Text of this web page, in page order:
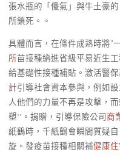
張水瓶的「傻氣」與牛土豪
所鎖死。。
具體而言，在條件成熟時將“
所苗接種納進省級平易近生
給基礎性接種補貼。激活醫
計引導社會資本參與，例如
人他們的力量不再是攻擊，
塑**。捐贈，引導保險公司商
紙鶴時，千紙鶴會瞬間質疑
旋。發疫苗接種相關補健康住